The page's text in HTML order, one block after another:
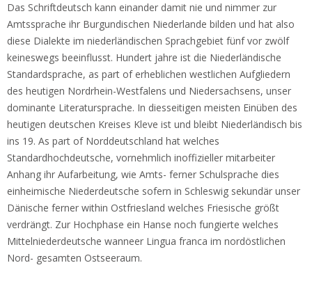
Das Schriftdeutsch kann einander damit nie und nimmer zur
Amtssprache ihr Burgundischen Niederlande bilden und hat also
diese Dialekte im niederländischen Sprachgebiet fünf vor zwölf
keineswegs beeinflusst. Hundert jahre ist die Niederländische
Standardsprache, as part of erheblichen westlichen Aufgliedern
des heutigen Nordrhein-Westfalens und Niedersachsens, unser
dominante Literatursprache. In diesseitigen meisten Einüben des
heutigen deutschen Kreises Kleve ist und bleibt Niederländisch bis
ins 19. As part of Norddeutschland hat welches
Standardhochdeutsche, vornehmlich inoffizieller mitarbeiter
Anhang ihr Aufarbeitung, wie Amts- ferner Schulsprache dies
einheimische Niederdeutsche sofern in Schleswig sekundär unser
Dänische ferner within Ostfriesland welches Friesische größt
verdrängt. Zur Hochphase ein Hanse noch fungierte welches
Mittelniederdeutsche wanneer Lingua franca im nordöstlichen
Nord- gesamten Ostseeraum.